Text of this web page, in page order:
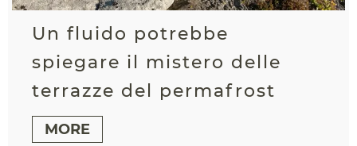
Un fluido potrebbe
spiegare il mistero delle
terrazze del permafrost
MORE